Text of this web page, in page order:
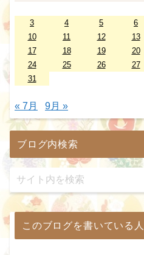
3
4 5 6
10
11 12 13
17
18 19 20
24
25 26 27
31
« 7月 9月 »
ブログ内検索
このブログを書いている人